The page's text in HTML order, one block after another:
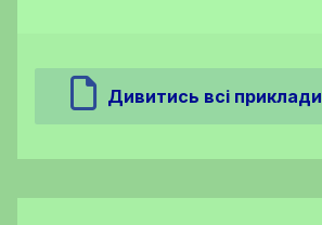
Дивитись всі приклади